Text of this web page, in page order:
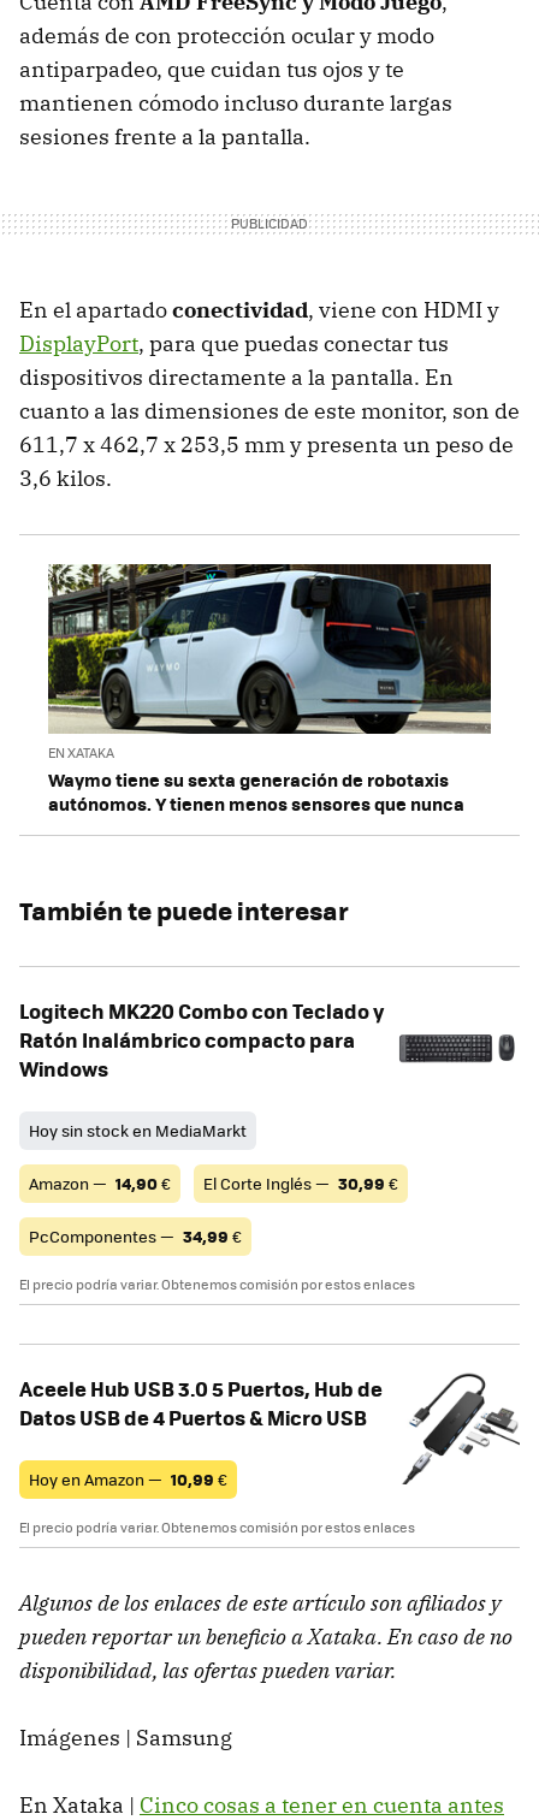
además de con protección ocular y modo
antiparpadeo, que cuidan tus ojos y te
mantienen cómodo incluso durante largas
sesiones frente a la pantalla.
En el apartadoconectividad, viene con HDMI y
DisplayPort, para que puedas conectar tus
dispositivos directamente a la pantalla. En
cuanto a las dimensiones de este monitor, son de
611,7 x 462,7 x 253,5 mm y presenta un peso de
3,6 kilos.
EN XATAKA
Waymo tiene su sexta generación de robotaxis
autónomos. Y tienen menos sensores que nunca
También te puede interesar
Logitech MK220 Combo con Teclado y
Ratón Inalámbrico compacto para
Windows
Hoy sin stock en MediaMarkt
Amazon — 14,90€ El Corte Inglés — 30,99 €
PcComponentes — 34,99 €
El precio podría variar. Obtenemos comisión por estos enlaces
Aceele Hub USB 3.0 5 Puertos, Hub de
Datos USB de 4 Puertos & Micro USB
Hoy en Amazon — 10,99 €
El precio podría variar. Obtenemos comisión por estos enlaces
Algunos de los enlaces de este artículo son afiliados y
pueden reportar un beneficio a Xataka. En caso de no
disponibilidad, las ofertas pueden variar.
Imágenes | Samsung
En Xataka | Cinco cosas a tener en cuenta antes